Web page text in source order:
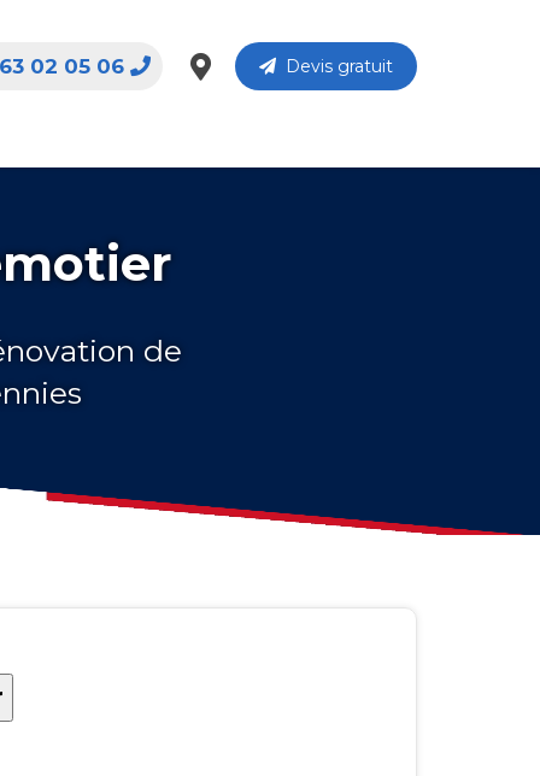
Devis gratuit
02 05 06
de